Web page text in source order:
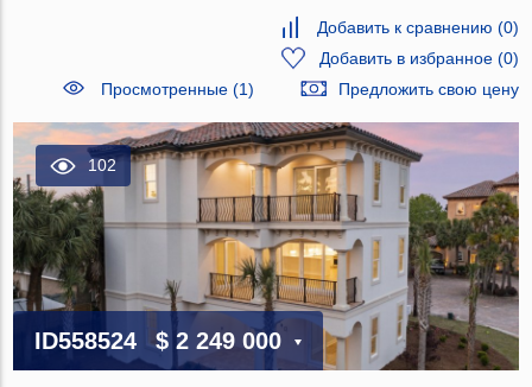
Добавить к сравнению (0)
Добавить в избранное(0)
Просмотренные (1)
Предложить свою цену
102
ID558524 $ 2 249 000